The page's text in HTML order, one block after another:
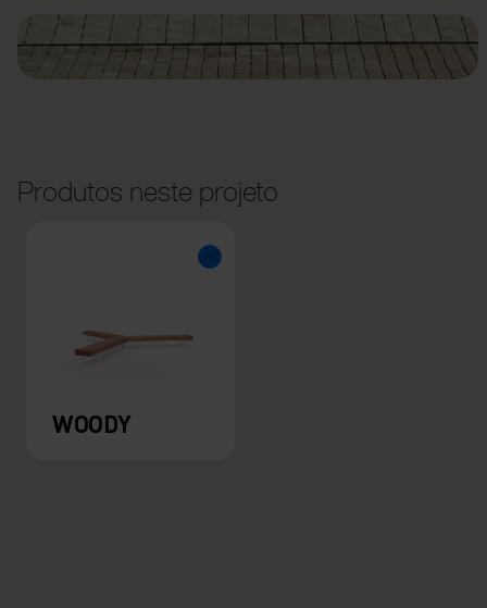
Produtos neste projeto
WOODY